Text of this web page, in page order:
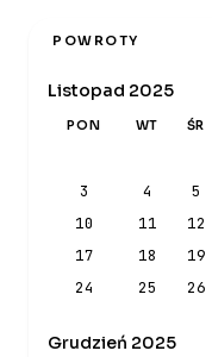
POWROTY
Listopad 2025
PON WT ŚR
3
4 5
10
11 12
17
18 19
24
25 26
Grudzień 2025